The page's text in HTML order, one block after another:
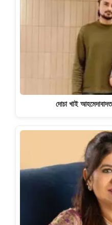
দোচা খাই